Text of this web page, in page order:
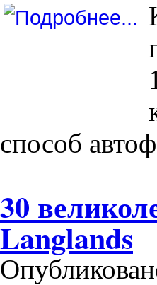
способ
30
Langlands